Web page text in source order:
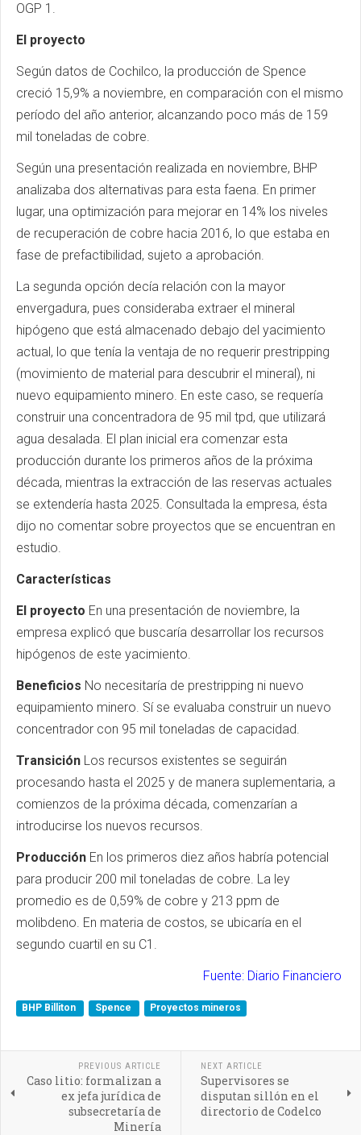
OGP 1.
El proyecto
Según datos de Cochilco, la producción de Spence
creció 15,9% a noviembre, en comparación con el mismo
período del año anterior, alcanzando poco más de 159
mil toneladas de cobre.
Según una presentación realizada en noviembre, BHP
analizaba dos alternativas para esta faena. En primer
lugar, una optimización para mejorar en 14% los niveles
de recuperación de cobre hacia 2016, lo que estaba en
fase de prefactibilidad, sujeto a aprobación.
La segunda opción decía relación con la mayor
envergadura, pues consideraba extraer el mineral
hipógeno que está almacenado debajo del yacimiento
actual, lo que tenía la ventaja de no requerir prestripping
(movimiento de material para descubrir el mineral), ni
nuevo equipamiento minero. En este caso, se requería
construir una concentradora de 95 mil tpd, que utilizará
agua desalada. El plan inicial era comenzar esta
producción durante los primeros años de la próxima
década, mientras la extracción de las reservas actuales
se extendería hasta 2025. Consultada la empresa, ésta
dijo no comentar sobre proyectos que se encuentran en
estudio.
Características
El proyecto En una presentación de noviembre, la
empresa explicó que buscaría desarrollar los recursos
hipógenos de este yacimiento.
Beneficios No necesitaría de prestripping ni nuevo
equipamiento minero. Sí se evaluaba construir un nuevo
concentrador con 95 mil toneladas de capacidad.
Transición Los recursos existentes se seguirán
procesando hasta el 2025 y de manera suplementaria, a
comienzos de la próxima década, comenzarían a
introducirse los nuevos recursos.
Producción En los primeros diez años habría potencial
para producir 200 mil toneladas de cobre. La ley
promedio es de 0,59% de cobre y 213 ppm de
molibdeno. En materia de costos, se ubicaría en el
segundo cuartil en su C1.
Fuente: Diario Financiero
BHP Billiton Spence Proyectos mineros
PREVIOUS ARTICLE
Caso litio: formalizan a
ex jefa jurídica de
subsecretaría de
Minería
NEXT ARTICLE
Supervisores se
disputan sillón en el
directorio de Codelco